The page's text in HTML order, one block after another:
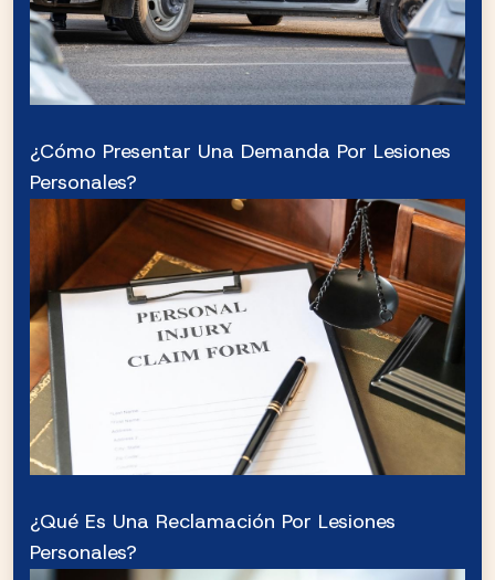
¿Cómo Presentar Una Demanda Por Lesiones
Personales?
¿Qué Es Una Reclamación Por Lesiones
Personales?